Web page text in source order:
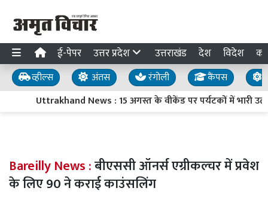
ई-पेपर उत्तर प्रदेश उत्तराखंड देश विदेश
व्हील्स अंतस रंगोली कैंपस
Uttrakhand News : 15 अगस्त के वीकेंड पर पर्यटकों में भारी
Bareilly News :बीएससी ऑनर्स एग्रीकल्चर में प्रवेश
के लिए 90 ने कराई काउंसलिंग